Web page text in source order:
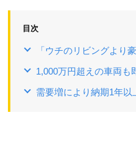
目次
「ウチのリビングより
1,000万円超えの車両も
需要増により納期1年以